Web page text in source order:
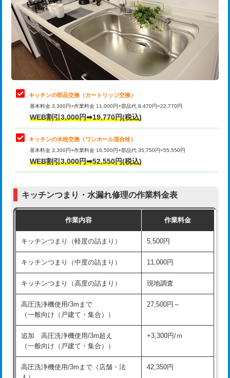
給水管工事※（支持金具設置) 5,500円
給水管工事※（保温材使用（バンド止
め込み）)
5,500円
給水管工事※（土の掘削・埋め戻し作
11,000円
給水管工事※（塩ビ管（VP・HI）使
用/3ｍまで)
給水管工事※（塩ビ管（VP・HI）使
用（追加）/3ｍ超え)
給水管工事※（ライニング鋼管・銅
管・ポリ管・HT管使用/3ｍまで)
44,000円
管・ポリ管・HT管使用/3ｍ超え)
排水管工事（土の掘削・埋め戻し作
11,000円~
排水管工事（排水管工事/3ｍまで） 55,000円
排水管工事（追加 排水管工事/3ｍ超
+11,000円
マス交換（深さ50㎝未満）
マス交換（深さ50㎝以上） 66,000円
コンクリート斫り（厚さ10㎝まで）
カメラ調査 33,000円
桝清掃 8,800円
止水・漏水調査・防水処理・清掃・修
理・調整・分解・加工など（軽作業）
11,000円
止水・漏水調査・防水処理・清掃・修
理・調整・分解・加工など（中作業）
22,000円
止水・漏水調査・防水処理・清掃・修
理・調整・分解・加工など（重作業）
33,000円
お風呂タンク脱着
その他部品の脱着
式・ワンホール）)
交換・取付(排水栓・排水トラップ
22,000円+材料費
持込商品取付（単水栓）
持込商品取付（混合水栓） 16,500円
キッチンの部品交換（カートリッジ交換）
基本料金 3,300円+作業料金 11,000円+部品代 8,470円=22,770円
WEB割引3,000円➡19,770円(税込)
キッチンの水栓交換（ワンホール混合栓）
基本料金 3,300円+作業料金 16,500円+部品代 35,750円=55,550円
WEB割引3,000円➡52,550円(税込)
キッチンつまり・水漏れ修理の作業料金表
作業内容 作業料金
キッチンつまり（軽度の詰まり） 5,500円
キッチンつまり（中度の詰まり） 11,000円
キッチンつまり（高度の詰まり） 現地調査
高圧洗浄機使用/3mまで
（一般向け（戸建て・集合））
27,500円～
追加 高圧洗浄機使用/3m超え
（一般向け（戸建て・集合））
+3,300円/ｍ
高圧洗浄機使用/3mまで（店舗・法
42,350円